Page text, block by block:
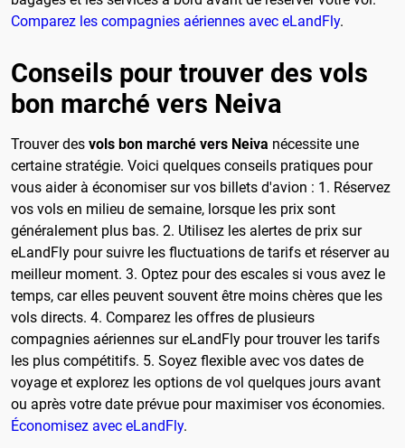
Comparez les compagnies aériennes avec eLandFly.
Conseils pour trouver des vols
bon marché vers Neiva
Trouver des vols bon marché vers Neiva nécessite une
certaine stratégie. Voici quelques conseils pratiques pour
vous aider à économiser sur vos billets d'avion : 1. Réservez
vos vols en milieu de semaine, lorsque les prix sont
généralement plus bas. 2. Utilisez les alertes de prix sur
eLandFly pour suivre les fluctuations de tarifs et réserver au
meilleur moment. 3. Optez pour des escales si vous avez le
temps, car elles peuvent souvent être moins chères que les
vols directs. 4. Comparez les offres de plusieurs
compagnies aériennes sur eLandFly pour trouver les tarifs
les plus compétitifs. 5. Soyez flexible avec vos dates de
voyage et explorez les options de vol quelques jours avant
ou après votre date prévue pour maximiser vos économies.
Économisez avec eLandFly.